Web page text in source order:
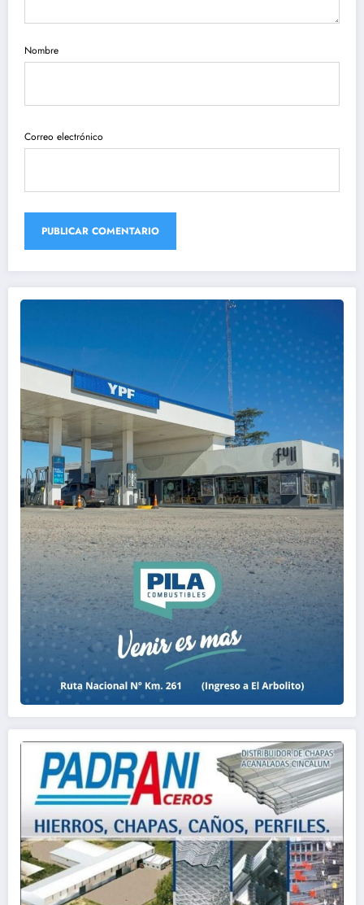
Nombre
Correo electrónico